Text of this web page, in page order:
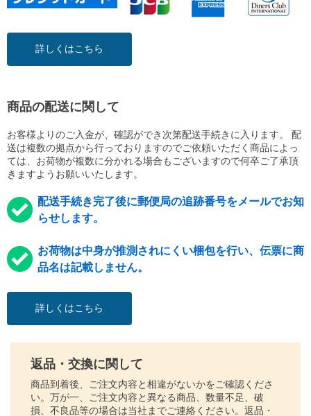
詳しくはこちら
商品の配送に関して
お客様よりのご入金が、確認ができ次第配送手続きに入ります。 配
送は複数の拠点から行っておりますのでご依頼いただく商品によっ
ては、お荷物が複数に分かれる場合もございますので何卒ご了承頂
きますようお願いいたします。
配送手続き完了後に郵便局の追跡番号をメールでお知
らせします。
お荷物は中身が推測されにくい梱包を行い、伝票に商
品名は記載しません。
詳しくはこちら
返品・交換に関して
商品到着後、ご注文内容と相違がないかをご確認くださ
い。万が一、ご注文内容と異なる商品、数量不足、破
損、不良品等の場合は当社までご連絡ください。返品・